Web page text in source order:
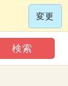
変更
検索